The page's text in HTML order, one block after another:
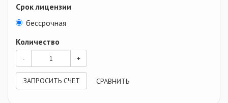
Срок лицензии
бессрочная
Количество
- +
ЗАПРОСИТЬ СЧЕТ СРАВНИТЬ